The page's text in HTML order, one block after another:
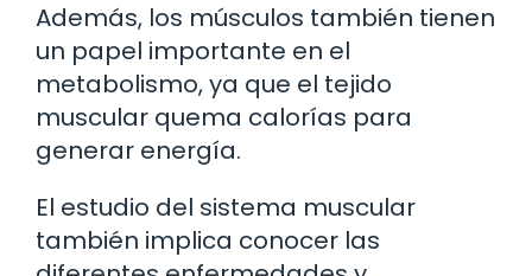
Además, los músculos también tienen
un papel importante en el
metabolismo, ya que el tejido
muscular quema calorías para
generar energía.
El estudio del sistema muscular
también implica conocer las